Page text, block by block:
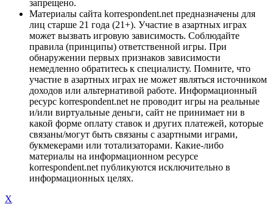
запрещено.
Материалы сайта korrespondent.net предназначены для
лиц старше 21 года (21+). Участие в азартных играх
может вызвать игровую зависимость. Соблюдайте
правила (принципы) ответственной игры. При
обнаружении первых признаков зависимости
немедленно обратитесь к специалисту. Помните, что
участие в азартных играх не может являться источником
доходов или альтернативой работе. Информационный
ресурс korrespondent.net не проводит игры на реальные
и/или виртуальные деньги, сайт не принимает ни в
какой форме оплату ставок и других платежей, которые
связаны/могут быть связаны с азартными играми,
букмекерами или тотализаторами. Какие-либо
материалы на информационном ресурсе
korrespondent.net публикуются исключительно в
информационных целях.
X